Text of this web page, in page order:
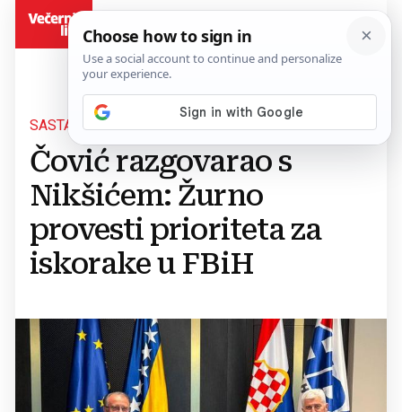
SASTANAK U MOSTARU
Čović razgovarao s
Nikšićem: Žurno
provesti prioriteta za
iskorake u FBiH